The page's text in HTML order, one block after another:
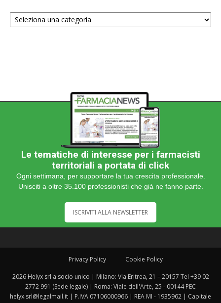
Scegli
una
Le tematiche di interesse per i farmacisti
territoriali a portata di click
Ogni settimana, per supportare la tua crescita professionale.
Unisciti a oltre 35.100 professionisti che già ne fanno parte.
ISCRIVITI ALLA NEWSLETTER
Privacy Policy Cookie Policy
2026 Helyx srl a socio unico | Milano: Via Eritrea, 21 – 20157 Tel +39 02
2772 991 (Sede legale) | Roma: Viale dell'Arte, 25 - 00144 PEC
helyx.srl@legalmail.it | P.IVA 07106000966 | REA MI - 1935962 | Capitale